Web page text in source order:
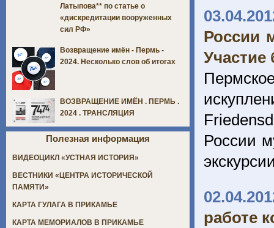
России
Участие
России
работе
Латыпова** по статье о
«дискредитации вооруженных
сил РФ»
Возвращение имён - Пермь -
2024. Несколько слов об итогах
ВОЗВРАЩЕНИЕ ИМЁН . ПЕРМЬ .
2024 . ТРАНСЛЯЦИЯ
Полезная информация
ВИДЕОЦИКЛ «УСТНАЯ ИСТОРИЯ»
ВЕСТНИКИ «ЦЕНТРА ИСТОРИЧЕСКОЙ
ПАМЯТИ»
КАРТА ГУЛАГА В ПРИКАМЬЕ
КАРТА МЕМОРИАЛОВ В ПРИКАМЬЕ